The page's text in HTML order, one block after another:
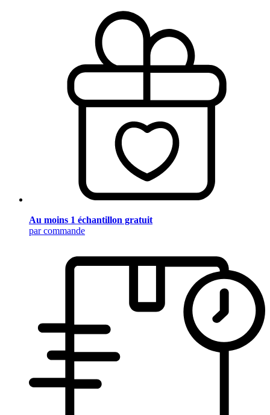
Au moins 1 échantillon gratuit
par commande